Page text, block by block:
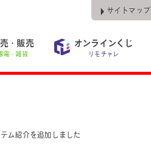
サイトマップ
・販売
電・雑貨
オンラインくじ
リモチャレ
ム紹介を追加しました